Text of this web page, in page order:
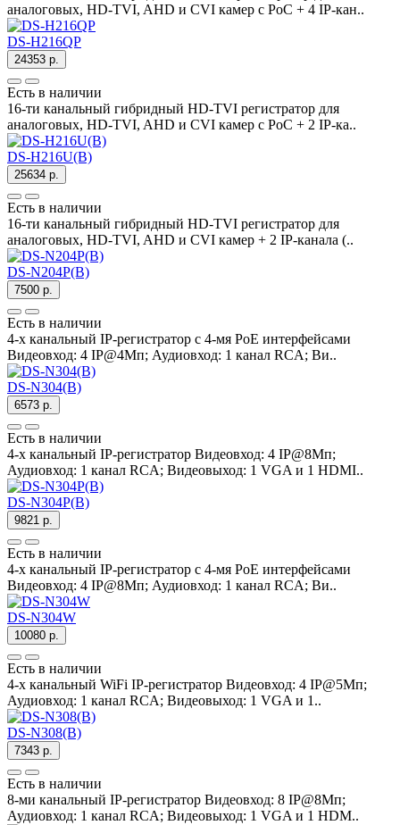
аналоговых, HD-TVI, AHD и CVI камер c PoC + 4 IP-кан..
DS-H216QP
24353 р.
Есть в наличии
16-ти канальный гибридный HD-TVI регистратор для
аналоговых, HD-TVI, AHD и CVI камер c PoC + 2 IP-ка..
DS-H216U(B)
25634 р.
Есть в наличии
16-ти канальный гибридный HD-TVI регистратор для
аналоговых, HD-TVI, AHD и CVI камер + 2 IP-канала (..
DS-N204P(B)
7500 р.
Есть в наличии
4-х канальный IP-регистратор c 4-мя PoE интерфейсами
Видеовход: 4 IP@4Мп; Аудиовход: 1 канал RCA; Ви..
DS-N304(B)
6573 р.
Есть в наличии
4-х канальный IP-регистратор Видеовход: 4 IP@8Мп;
Аудиовход: 1 канал RCA; Видеовыход: 1 VGA и 1 HDMI..
DS-N304P(B)
9821 р.
Есть в наличии
4-х канальный IP-регистратор c 4-мя PoE интерфейсами
Видеовход: 4 IP@8Мп; Аудиовход: 1 канал RCA; Ви..
DS-N304W
10080 р.
Есть в наличии
4-х канальный WiFi IP-регистратор Видеовход: 4 IP@5Мп;
Аудиовход: 1 канал RCA; Видеовыход: 1 VGA и 1..
DS-N308(B)
7343 р.
Есть в наличии
8-ми канальный IP-регистратор Видеовход: 8 IP@8Мп;
Аудиовход: 1 канал RCA; Видеовыход: 1 VGA и 1 HDM..